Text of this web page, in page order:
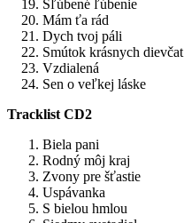
Sľúbené ľúbenie
Mám ťa rád
Dych tvoj páli
Smútok krásnych dievčat
Vzdialená
Sen o veľkej láske
Tracklist CD2
Biela pani
Rodný môj kraj
Zvony pre šťastie
Uspávanka
S bielou hmlou